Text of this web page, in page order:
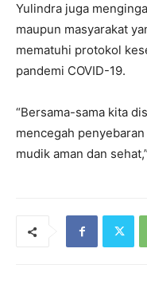
Yulindra juga
maupun masyarakat
mematuhi protokol
pandemi COVID-19.
“Bersama-sama kita
mencegah
mudik aman dan